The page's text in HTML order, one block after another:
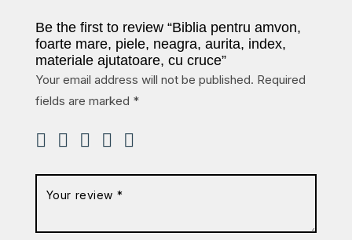
Be the first to review “Biblia pentru amvon,
foarte mare, piele, neagra, aurita, index,
materiale ajutatoare, cu cruce”
Your email address will not be published. Required
fields are marked *